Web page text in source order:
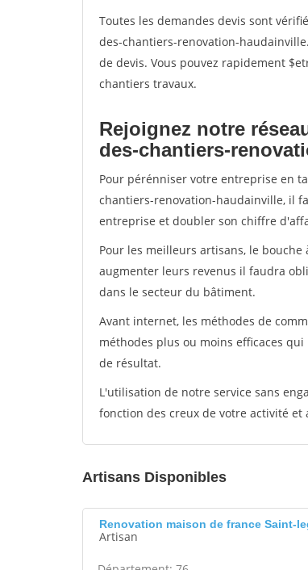
Toutes les demandes devis sont
des-chantiers-renovation-
de devis. Vous pouvez rapidement
chantiers travaux.
Rejoignez notre
des-chantiers-
Pour pérénniser votre entreprise en
chantiers-renovation-haudainville, il
entreprise et doubler son chiffre
Pour les meilleurs artisans, le
augmenter leurs revenus il faudra
dans le secteur du bâtiment.
Avant internet, les méthodes de
méthodes plus ou moins efficaces
de résultat.
L'utilisation de notre service sans
fonction des creux de votre activité
Artisans Disponibles
Renovation maison de france Saint-
Artisan